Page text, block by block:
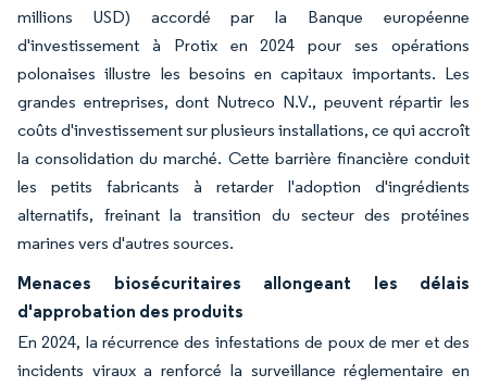
millions USD) accordé par la Banque européenne
d'investissement à Protix en 2024 pour ses opérations
polonaises illustre les besoins en capitaux importants. Les
grandes entreprises, dont Nutreco N.V., peuvent répartir les
coûts d'investissement sur plusieurs installations, ce qui accroît
la consolidation du marché. Cette barrière financière conduit
les petits fabricants à retarder l'adoption d'ingrédients
alternatifs, freinant la transition du secteur des protéines
marines vers d'autres sources.
Menaces biosécuritaires allongeant les délais
d'approbation des produits
En 2024, la récurrence des infestations de poux de mer et des
incidents viraux a renforcé la surveillance réglementaire en